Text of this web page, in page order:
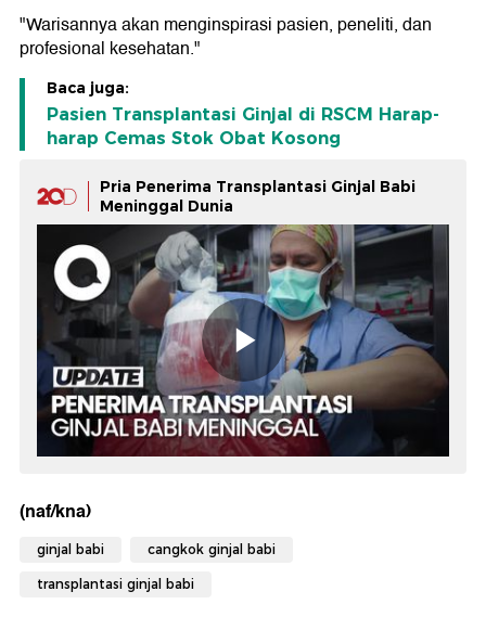
"Warisannya akan menginspirasi pasien, peneliti, dan
profesional kesehatan."
Baca juga:
Pasien Transplantasi Ginjal di RSCM Harap-
harap Cemas Stok Obat Kosong
Pria Penerima Transplantasi Ginjal Babi
Meninggal Dunia
(naf/kna)
ginjal babi cangkok ginjal babi
transplantasi ginjal babi